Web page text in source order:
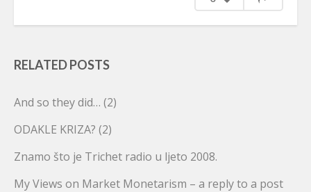
RELATED POSTS
And so they did… (2)
ODAKLE KRIZA? (2)
Znamo što je Trichet radio u ljeto 2008.
My Views on Market Monetarism – a reply to a post